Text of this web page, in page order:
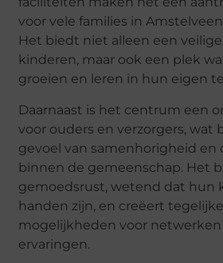
voor vele families in
Het biedt niet alleen een
kinderen, maar ook een plek
groeien en leren in hun eigen
Daarnaast is het centrum een
voor ouders en verzorgers, wat
gevoel van samenhorigheid en
binnen de gemeenschap. Het
gemoedsrust, wetend dat hun
handen zijn, en creëert
mogelijkheden voor
ervaringen.